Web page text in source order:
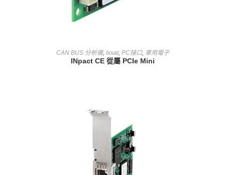
查看內容
CAN BUS 分析儀, Ixxat, PC接口, 車用電子
INpact CE 從屬 PCIe Mini